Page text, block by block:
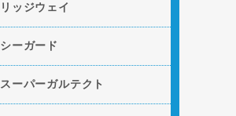
リッジウェイ
シーガード
スーパーガルテクト